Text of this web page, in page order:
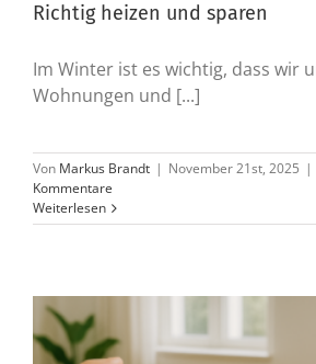
Richtig heizen und sparen
Im Winter ist es wichtig, dass wir
Wohnungen und [...]
Von Markus Brandt | November 21st, 2025 |
Kommentare
Weiterlesen